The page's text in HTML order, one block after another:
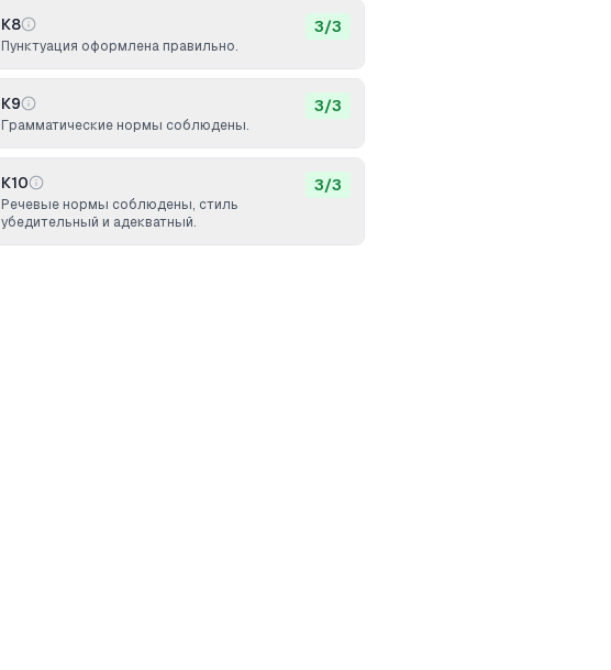
К8
Пунктуация оформлена правильно.
3/3
К9
Грамматические нормы соблюдены.
3/3
К10
Речевые нормы соблюдены, стиль
убедительный и адекватный.
3/3